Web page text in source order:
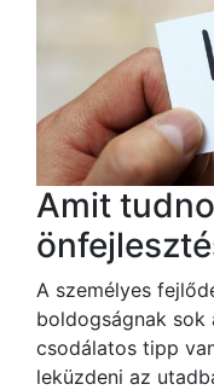
Amit
A személyes
boldogságnak sok
csodálatos tipp
leküzdeni az